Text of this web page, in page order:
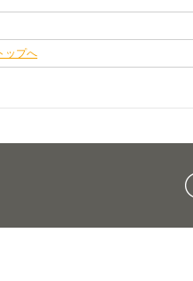
ップへ